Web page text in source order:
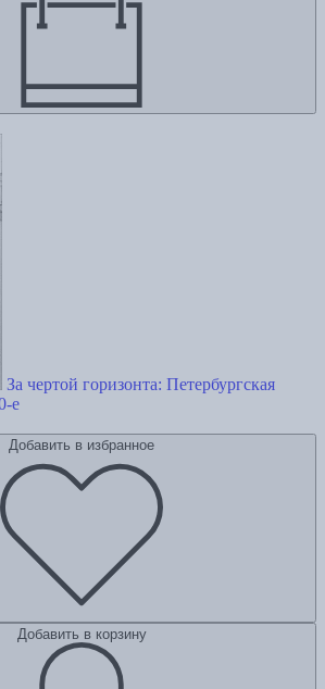
За чертой горизонта: Петербургская
е
Добавить в избранное
Добавить в корзину